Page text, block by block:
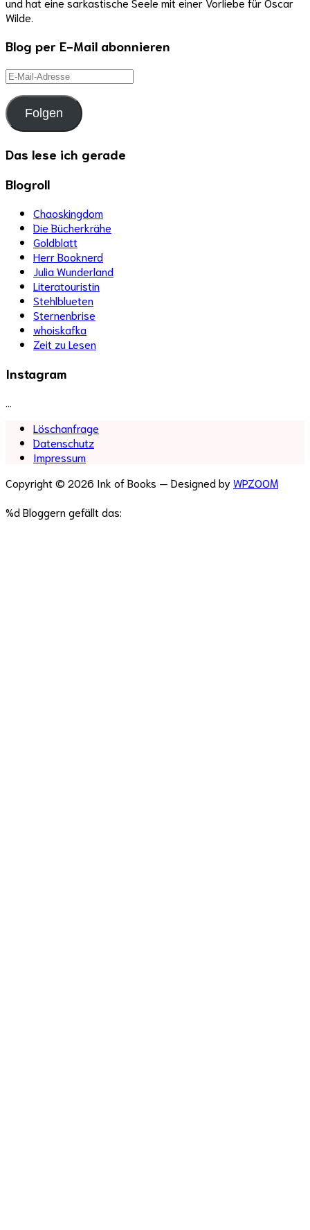
Wilde.
Blog per E-Mail abonnieren
E-
Mail-
Adresse
Folgen
Das lese ich gerade
Blogroll
Chaoskingdom
Die Bücherkrähe
Goldblatt
Herr Booknerd
Julia Wunderland
Literatouristin
Stehlblueten
Sternenbrise
whoiskafka
Zeit zu Lesen
Instagram
Löschanfrage
Datenschutz
Impressum
Copyright © 2026 Ink of Books — Designed byWPZOOM
%dBloggern gefällt das: